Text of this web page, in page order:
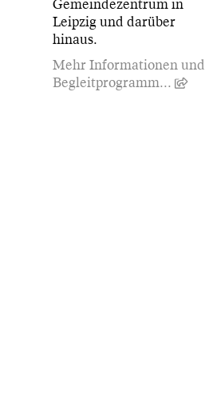
Gemeindezentrum in
Leipzig und darüber
hinaus.
Mehr Informationen und
Begleitprogramm...